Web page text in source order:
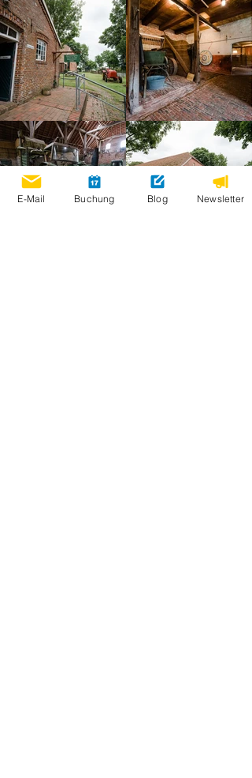
E-Mail Buchung Blog Newsletter